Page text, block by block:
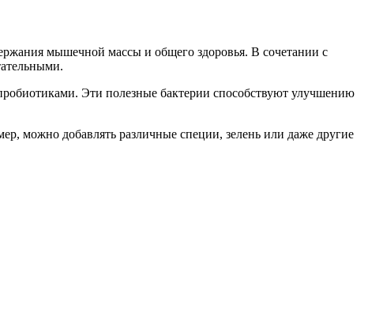
мышечной массы и общего здоровья. В сочетании с
Эти полезные бактерии способствуют улучшению
можно добавлять различные специи, зелень или даже другие